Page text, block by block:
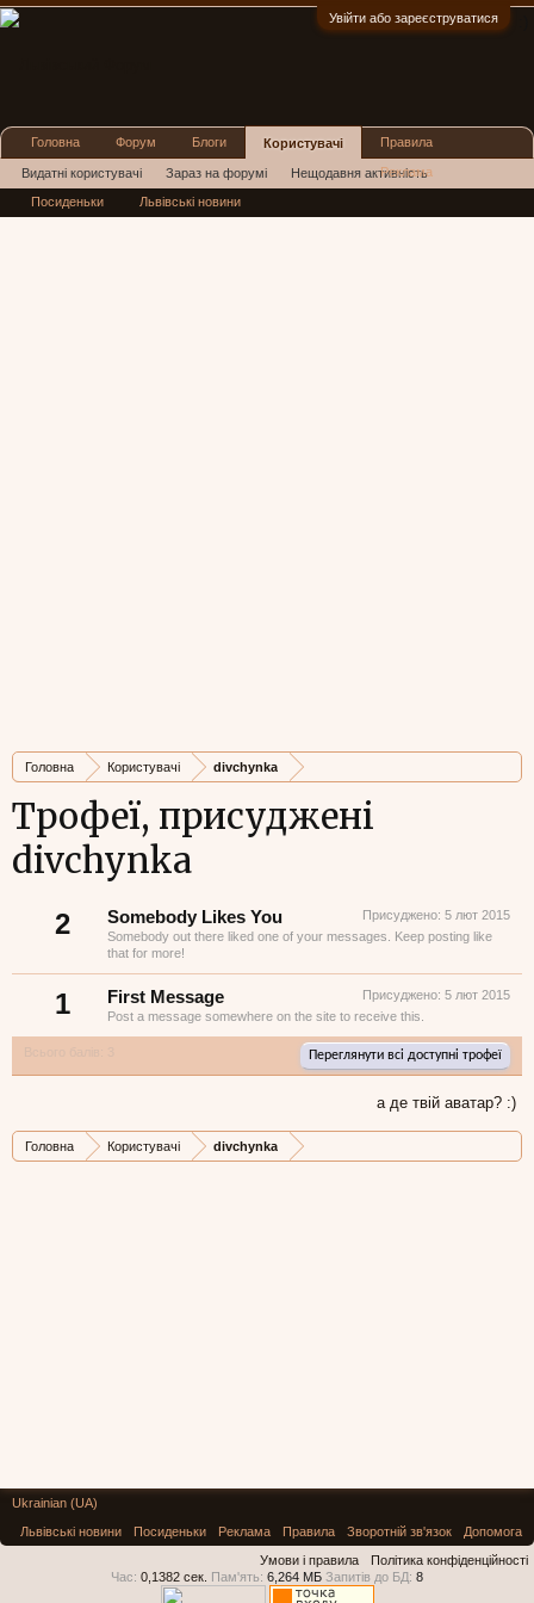
Увійти або зареєструватися
Головна Користувачі divchynka
Трофеї, присуджені
divchynka
2 Присуджено: 5 лют 2015
Somebody Likes You
Somebody out there liked one of your messages. Keep posting like
that for more!
1 Присуджено: 5 лют 2015
First Message
Post a message somewhere on the site to receive this.
Переглянути всі доступні трофеї
а де твій аватар? :)
Головна Користувачі divchynka
Головна Форум Блоги Користувачі
Видатні користувачі Зараз на форумі Нещодавня активність
Нові повідомлення профілю
Правила
Реклама
Посиденьки Львівські новини
Ukrainian (UA)
Львівські новини
Посиденьки Реклама Правила Зворотній зв'язок
Допомога
Умови і правила
Політика конфіденційності
Час: 0,1382 сек. Пам'ять: 6,264 МБ Запитів до БД: 8